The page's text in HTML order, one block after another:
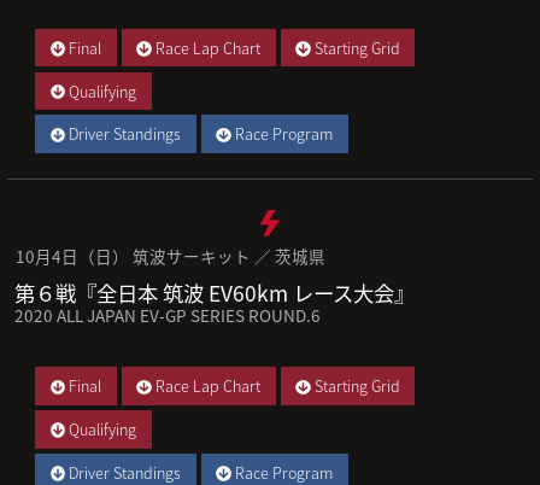
Final Race Lap Chart
Starting Grid
Qualifying
Driver Standings
Race Program
10月4日（日） 筑波サーキット ／ 茨城県
第６戦『全日本 筑波 EV60km レース大会』
2020 ALL JAPAN EV-GP SERIES ROUND.6
Final Race Lap Chart
Starting Grid
Qualifying
Driver Standings
Race Program